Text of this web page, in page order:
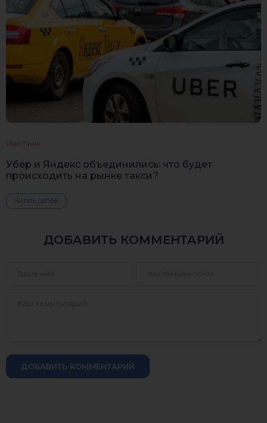
Uber Такси
Убер и Яндекс объединились: что будет
происходить на рынке такси?
Читать далее
ДОБАВИТЬ КОММЕНТАРИЙ
ДОБАВИТЬ КОММЕНТАРИЙ